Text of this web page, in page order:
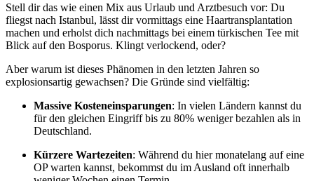
Stell dir das wie einen Mix aus Urlaub und Arztbesuch vor: Du
fliegst nach Istanbul, lässt dir vormittags eine Haartransplantation
machen und erholst dich nachmittags bei einem türkischen Tee mit
Blick auf den Bosporus. Klingt verlockend, oder?
Aber warum ist dieses Phänomen in den letzten Jahren so
explosionsartig gewachsen? Die Gründe sind vielfältig:
Massive Kosteneinsparungen: In vielen Ländern kannst du
für den gleichen Eingriff bis zu 80% weniger bezahlen als in
Deutschland.
Kürzere Wartezeiten: Während du hier monatelang auf eine
OP warten kannst, bekommst du im Ausland oft innerhalb